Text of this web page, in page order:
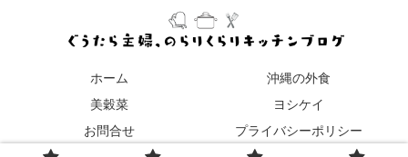
ホーム
沖縄の外食
美穀菜
ヨシケイ
お問合せ
プライバシーポリシー